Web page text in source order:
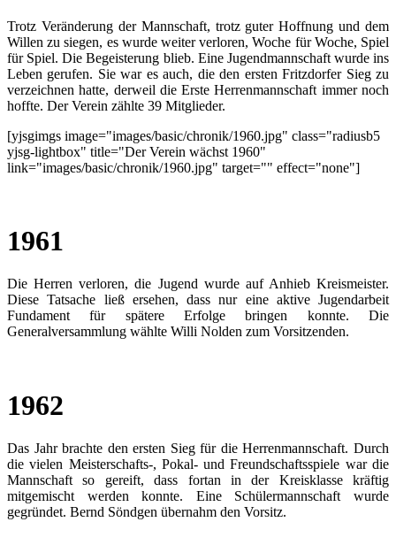
Trotz Veränderung der Mannschaft, trotz guter Hoffnung und dem
Willen zu siegen, es wurde weiter verloren, Woche für Woche, Spiel
für Spiel. Die Begeisterung blieb. Eine Jugendmannschaft wurde ins
Leben gerufen. Sie war es auch, die den ersten Fritzdorfer Sieg zu
verzeichnen hatte, derweil die Erste Herrenmannschaft immer noch
hoffte. Der Verein zählte 39 Mitglieder.
[yjsgimgs image="images/basic/chronik/1960.jpg" class="radiusb5
yjsg-lightbox" title="Der Verein wächst 1960"
link="images/basic/chronik/1960.jpg" target="" effect="none"]
1961
Die Herren verloren, die Jugend wurde auf Anhieb Kreismeister.
Diese Tatsache ließ ersehen, dass nur eine aktive Jugendarbeit
Fundament für spätere Erfolge bringen konnte. Die
Generalversammlung wählte Willi Nolden zum Vorsitzenden.
1962
Das Jahr brachte den ersten Sieg für die Herrenmannschaft. Durch
die vielen Meisterschafts-, Pokal- und Freundschaftsspiele war die
Mannschaft so gereift, dass fortan in der Kreisklasse kräftig
mitgemischt werden konnte. Eine Schülermannschaft wurde
gegründet. Bernd Söndgen übernahm den Vorsitz.